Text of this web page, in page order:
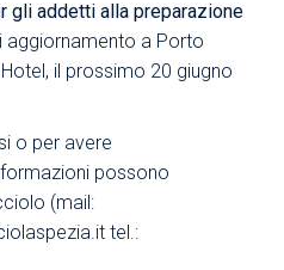
gli addetti alla preparazione
aggiornamento a Porto
il prossimo 20 giugno
o per avere
possono
(mail:
tel.: